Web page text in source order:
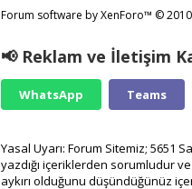
Forum software by XenForo™ ©
📢 Reklam ve İletişim
WhatsApp Teams
Yasal Uyarı: Forum Sitemiz; 5651
yazdığı içeriklerden sorumludur
aykırı olduğunu düşündüğünüz